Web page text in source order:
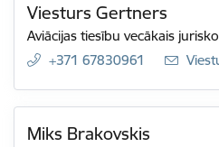
Viesturs Gertners
Aviācijas tiesību vecākais
+371 67830961
E-
Miks Brakovskis